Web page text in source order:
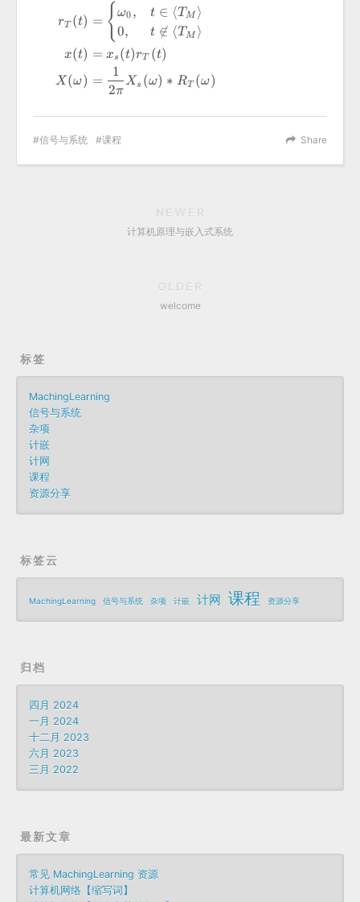
rT (t)
x(t)
X(ω)
= {ω0 ,
0,
t ∈ ⟨TM ⟩
t 
∈ ⟨TM ⟩
= xs (t)rT (t)
=
2π
1
Xs (ω) ∗ RT (ω)
Share
信号与系统 课程
NEWER
计算机原理与嵌入式系统
OLDER
welcome
标签
MachingLearning
信号与系统
杂项
计嵌
计网
课程
资源分享
标签云
MachingLearning 信号与系统 杂项 计嵌 计网 课程 资源分享
归档
四月 2024
一月 2024
十二月 2023
六月 2023
三月 2022
最新文章
常见 MachingLearning 资源
计算机网络【缩写词】